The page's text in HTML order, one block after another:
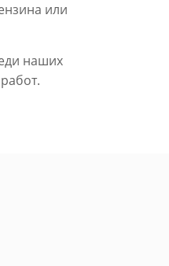
или
наших